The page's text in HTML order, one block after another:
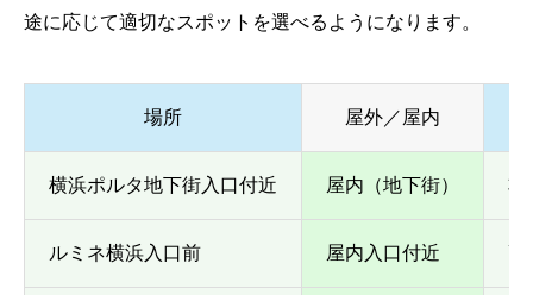
途に応じて適切なスポットを選べるようになります。
場所 屋外／屋内
横浜ポルタ地下街入口付近 屋内（地下街） 非
ルミネ横浜入口前 屋内入口付近 高